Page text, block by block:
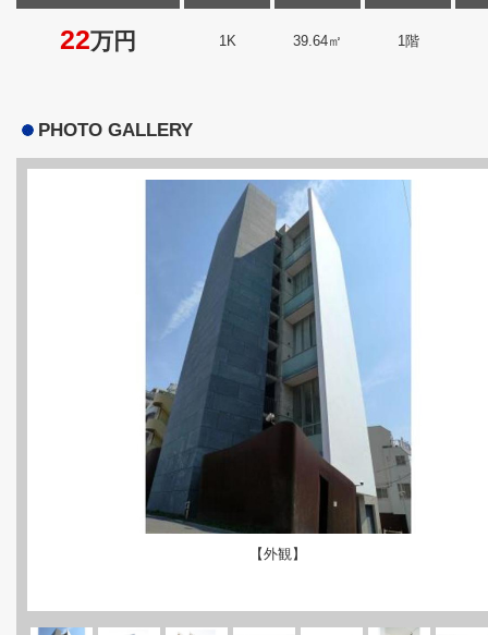
22万円 1K 39.64㎡ 1階
PHOTO GALLERY
【外観】